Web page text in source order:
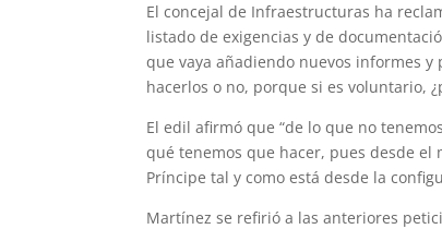
El concejal de Infraestructuras ha
listado de exigencias y de
que vaya añadiendo nuevos informes y
hacerlos o no, porque si es voluntario,
El edil afirmó que “de lo que no
qué tenemos que hacer, pues desde
Príncipe tal y como está desde la
Martínez se refirió a las anteriores